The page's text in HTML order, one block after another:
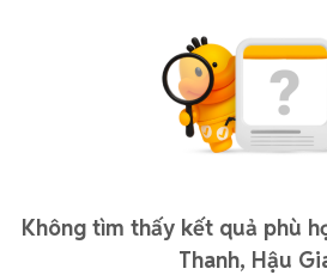
Không tìm thấy kết quả phù
Thanh, Hậu